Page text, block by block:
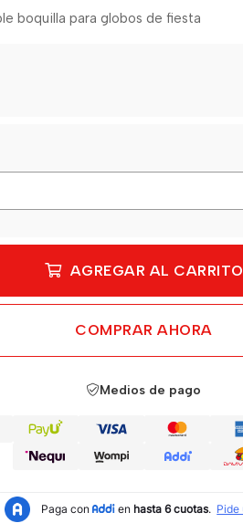
boquilla para globos de fiesta
AGREGAR AL CARRITO
COMPRAR AHORA
Medios de pago